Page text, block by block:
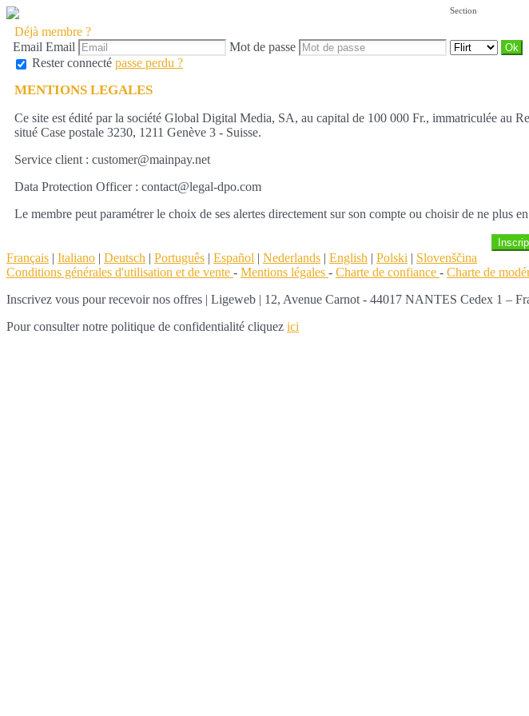
Déjà membre ?
Email Email Mot de passe
Section
Rester connecté passe perdu ?
MENTIONS LEGALES
Ce site est édité par la société Global Digital Media, SA, au capital de 100 000 Fr., immatriculée au
situé Case postale 3230, 1211 Genève 3 - Suisse.
Service client : customer@mainpay.net
Data Protection Officer : contact@legal-dpo.com
Le membre peut paramétrer le choix de ses alertes directement sur son compte ou choisir de ne plus
Français | Italiano | Deutsch | Português | Español | Nederlands | English | Polski | Slovenščina
Conditions générales d'utilisation et de vente - Mentions légales - Charte de confiance - Charte de
Inscrivez vous pour recevoir nos offres | Ligeweb | 12, Avenue Carnot - 44017 NANTES Cedex 1 –
Pour consulter notre politique de confidentialité cliquez ici